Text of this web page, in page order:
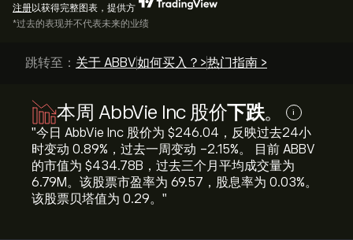
注册以获得完整图表，提供方
*过去的表现并不代表未来的业绩
跳转至： 关于 ABBV如何买入？>热门指南 >
本周 AbbVie Inc 股价下跌。 i
"今日 AbbVie Inc 股价为 ‎$‎246.04，反映过去24小
时变动 ‎0.89‎%，过去一周变动 ‎-2.15‎%。 目前 ABBV
的市值为 ‎$‎434.78B，过去三个月平均成交量为
6.79M。该股票市盈率为 69.57，股息率为 0.03%。
该股票贝塔值为 0.29。"